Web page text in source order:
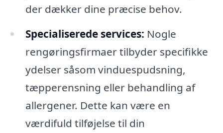
der dækker dine præcise behov.
Specialiserede services: Nogle
rengøringsfirmaer tilbyder specifikke
ydelser såsom vinduespudsning,
tæpperensning eller behandling af
allergener. Dette kan være en
værdifuld tilføjelse til din